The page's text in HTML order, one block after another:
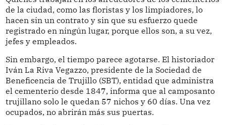
de la ciudad, como las floristas y los limpiadores, lo
hacen sin un contrato y sin que su esfuerzo quede
registrado en ningún lugar, porque ellos son, a su vez,
jefes y empleados.
Sin embargo, el tiempo parece agotarse. El historiador
Iván La Riva Vegazzo, presidente de la Sociedad de
Beneficencia de Trujillo (SBT), entidad que administra
el cementerio desde 1847, informa que al camposanto
trujillano solo le quedan 57 nichos y 60 días. Una vez
ocupados, no abrirán más sus puertas.